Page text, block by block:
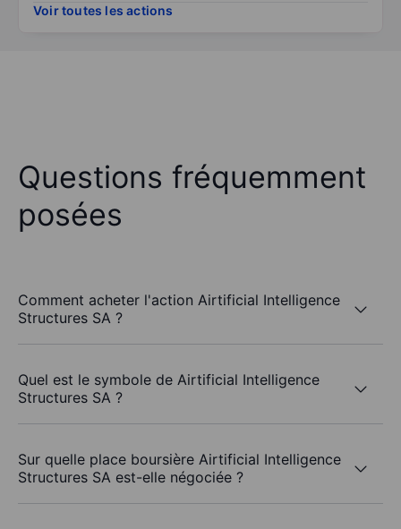
Voir toutes les actions
Questions fréquemment
posées
Comment acheter l'action Airtificial Intelligence
Structures SA ?
Quel est le symbole de Airtificial Intelligence
Structures SA ?
Sur quelle place boursière Airtificial Intelligence
Structures SA est-elle négociée ?